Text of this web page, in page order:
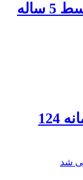
فائو: ایران امسال بیشتر از متوسط 5 ساله
ثبت قیمت کالا و خدمات در سامانه 124